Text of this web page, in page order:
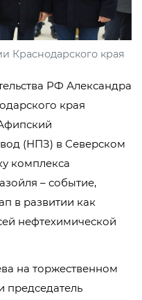
Краснодарского края
РФ Александра
края
(НПЗ) в Северском
комплекса
– событие,
в развитии как
нефтехимической
на торжественном
председатель